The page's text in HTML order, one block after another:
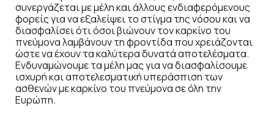
συνεργάζεται με μέλη και άλλους ενδιαφερόμενους
φορείς για να εξαλείψει το στίγμα της νόσου και να
διασφαλίσει ότι όσοι βιώνουν τον καρκίνο του
πνεύμονα λαμβάνουν τη φροντίδα που χρειάζονται
ώστε να έχουν τα καλύτερα δυνατά αποτελέσματα.
Ενδυναμώνουμε τα μέλη μας για να διασφαλίσουμε
ισχυρή και αποτελεσματική υπεράσπιση των
ασθενών με καρκίνο του πνεύμονα σε όλη την
Ευρώπη.